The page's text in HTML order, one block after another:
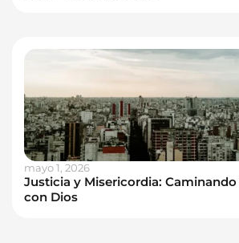
mayo 1, 2026
Justicia y Misericordia:
con Dios